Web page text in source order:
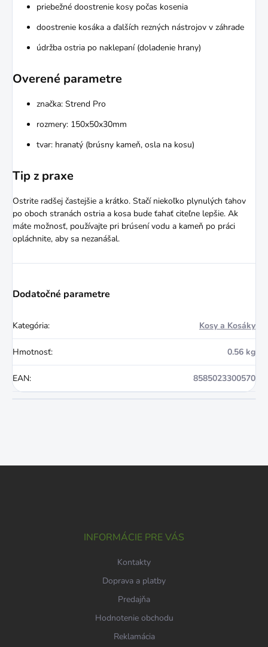
priebežné doostrenie kosy počas kosenia
doostrenie kosáka a ďalších rezných nástrojov v záhrade
údržba ostria po naklepaní (doladenie hrany)
Overené parametre
značka: Strend Pro
rozmery: 150x50x30mm
tvar: hranatý (brúsny kameň, osla na kosu)
Tip z praxe
Ostrite radšej častejšie a krátko. Stačí niekoľko plynulých ťahov
po oboch stranách ostria a kosa bude ťahať citeľne lepšie. Ak
máte možnosť, používajte pri brúsení vodu a kameň po práci
opláchnite, aby sa nezanášal.
Dodatočné parametre
Kategória: Kosy a Kosáky
Hmotnosť: 0.56 kg
EAN: 8585023300570
INFORMÁCIE PRE VÁS
Kontakty
Doprava a platby
Predajňa
Hodnotenie obchodu
Reklamácia